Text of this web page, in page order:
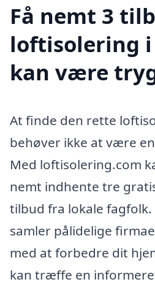
Få nemt 3
loftisolering i
kan være
At finde den rette
behøver ikke at være
Med loftisolering.com
nemt indhente tre
tilbud fra lokale
samler pålidelige
med at forbedre dit
kan træffe en